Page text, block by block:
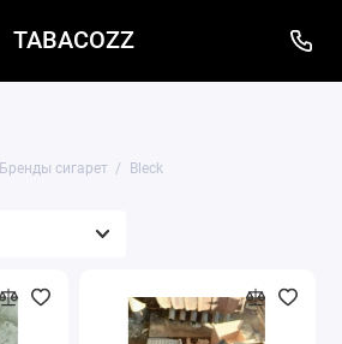
TABACOZZ
Бренды сигарет Bleck